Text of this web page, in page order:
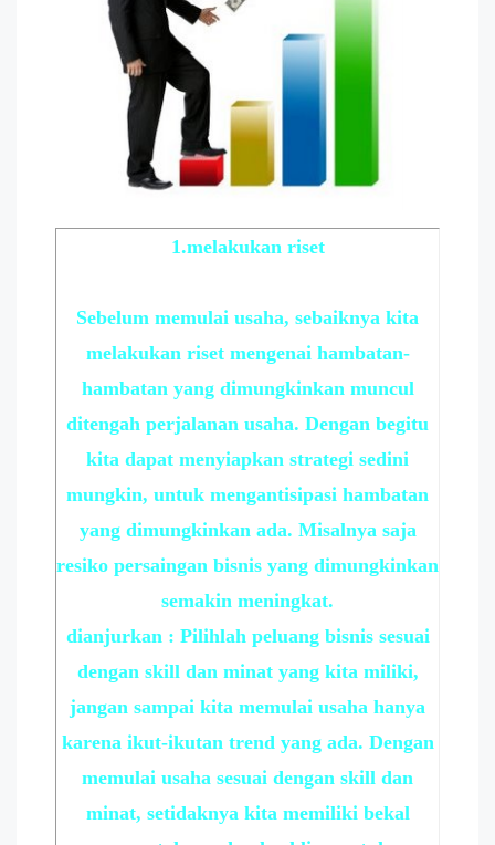
1.melakukan riset
Sebelum memulai usaha, sebaiknya kita
melakukan riset mengenai hambatan-
hambatan yang dimungkinkan muncul
ditengah perjalanan usaha. Dengan begitu
kita dapat menyiapkan strategi sedini
mungkin, untuk mengantisipasi hambatan
yang dimungkinkan ada. Misalnya saja
resiko persaingan bisnis yang dimungkinkan
semakin meningkat.
dianjurkan : Pilihlah peluang bisnis sesuai
dengan skill dan minat yang kita miliki,
jangan sampai kita memulai usaha hanya
karena ikut-ikutan trend yang ada. Dengan
memulai usaha sesuai dengan skill dan
minat, setidaknya kita memiliki bekal